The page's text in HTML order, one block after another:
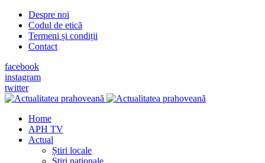
Despre noi
Codul de etică
Termeni și condiții
Contact
facebook
instagram
twitter
Home
APH TV
Actual
Știri locale
Știri naționale